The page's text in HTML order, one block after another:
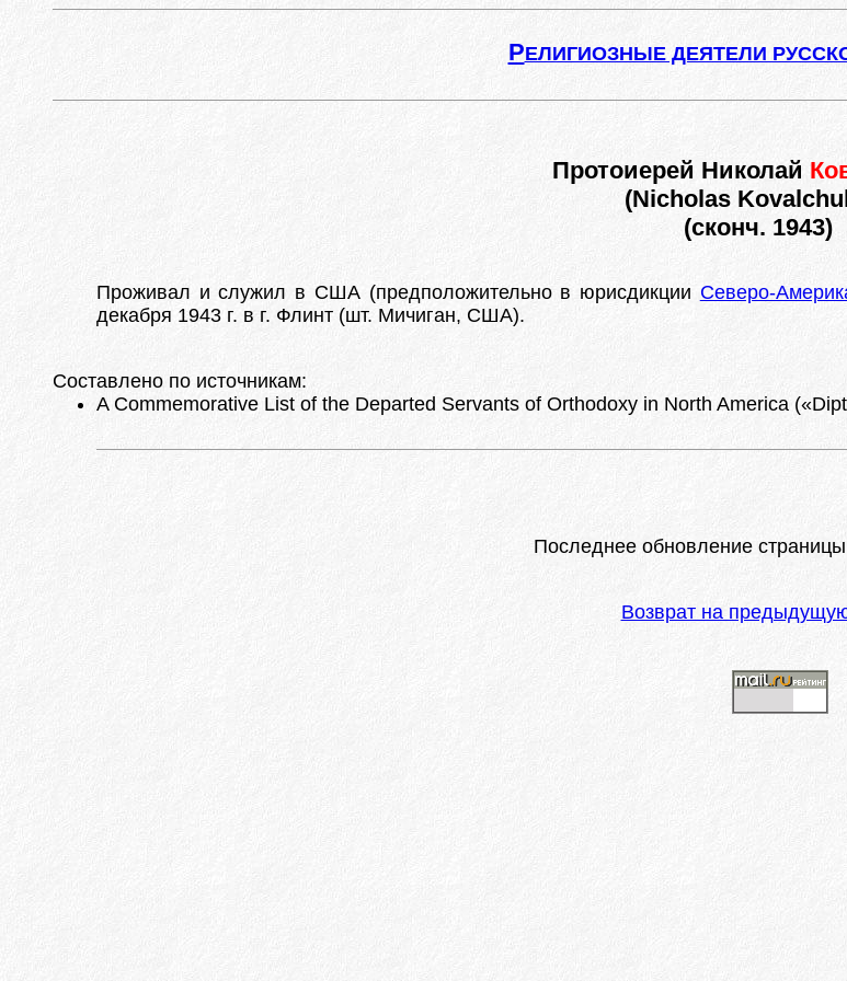
РЕЛИГИОЗНЫЕ ДЕЯТЕЛИ
Протоиерей Николай
(Nicholas
(сконч. 1943)
Проживал и служил в США (предположительно в юрисдикции Северо-
декабря 1943 г. в г. Флинт (шт. Мичиган, США).
Составлено по источникам:
A Commemorative List of the Departed Servants of Orthodoxy in North America
Последнее обновление
Возврат на